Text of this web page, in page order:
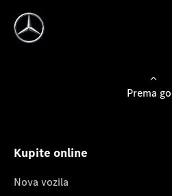
Prema
Kupite online
Nova vozila